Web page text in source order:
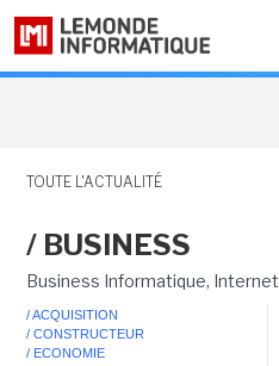
TOUTE L'ACTUALITÉ
/ BUSINESS
Business Informatique,
/ ACQUISITION
/ CONSTRUCTEUR
/ ECONOMIE